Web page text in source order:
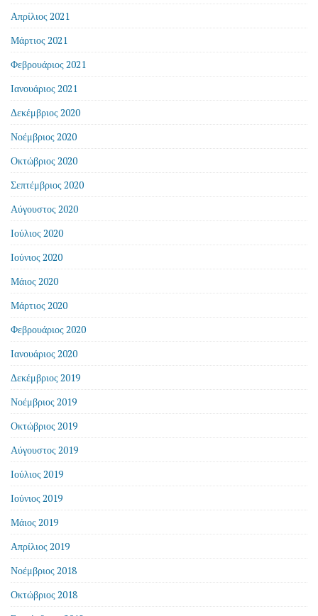
Απρίλιος 2021
Μάρτιος 2021
Φεβρουάριος 2021
Ιανουάριος 2021
Δεκέμβριος 2020
Νοέμβριος 2020
Οκτώβριος 2020
Σεπτέμβριος 2020
Αύγουστος 2020
Ιούλιος 2020
Ιούνιος 2020
Μάιος 2020
Μάρτιος 2020
Φεβρουάριος 2020
Ιανουάριος 2020
Δεκέμβριος 2019
Νοέμβριος 2019
Οκτώβριος 2019
Αύγουστος 2019
Ιούλιος 2019
Ιούνιος 2019
Μάιος 2019
Απρίλιος 2019
Νοέμβριος 2018
Οκτώβριος 2018